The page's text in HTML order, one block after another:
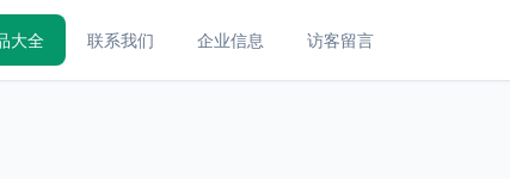
大全 联系我们 企业信息 访客留言